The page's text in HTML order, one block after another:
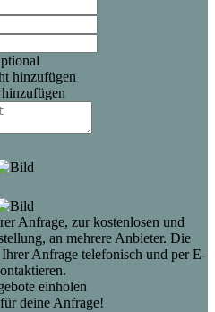
hinzufügen
Anfrage, zur kostenlosen und
an mehrere Anbieter. Die
Anfrage telefonisch und per E-
einholen
deine Anfrage!